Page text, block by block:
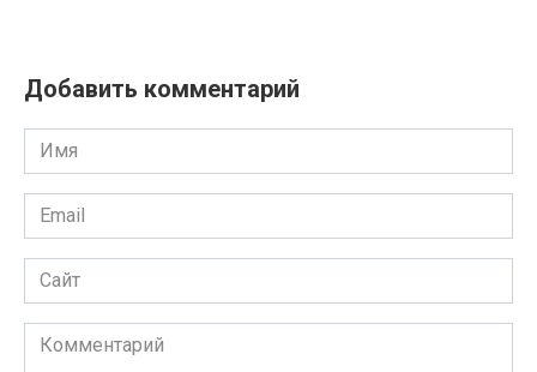
Добавить комментарий
Имя
Email
Сайт
Комментарий